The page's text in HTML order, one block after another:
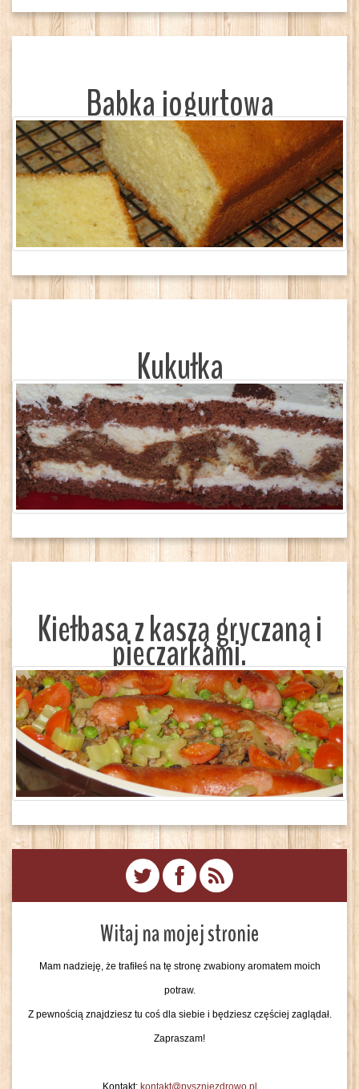
Babka jogurtowa
Kukułka
Kiełbasa z kaszą gryczaną i
pieczarkami.
Witaj na mojej stronie
Mam nadzieję, że trafiłeś na tę stronę zwabiony aromatem moich
potraw.
Z pewnością znajdziesz tu coś dla siebie i będziesz częściej zaglądał.
Zapraszam!
Kontakt: kontakt@pyszniezdrowo.pl